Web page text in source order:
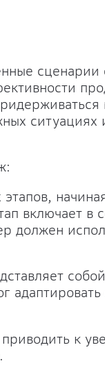
ситуациях
включает в
должен
к